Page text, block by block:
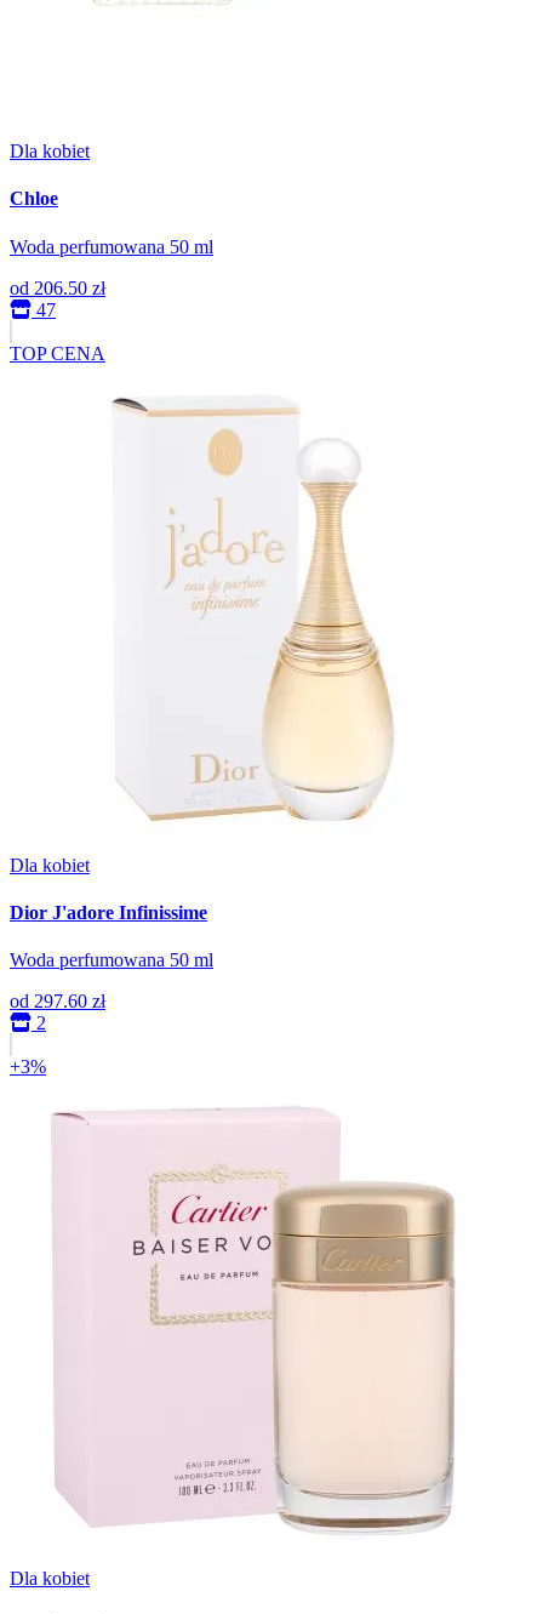
Dla kobiet
Chloe
Woda perfumowana 50 ml
od 206.50 zł
47
TOP CENA
Dla kobiet
Dior J'adore Infinissime
Woda perfumowana 50 ml
od 297.60 zł
2
+3%
Dla kobiet